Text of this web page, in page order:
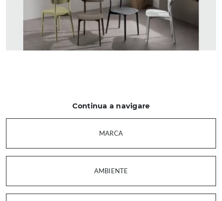
Continua a navigare
MARCA
AMBIENTE